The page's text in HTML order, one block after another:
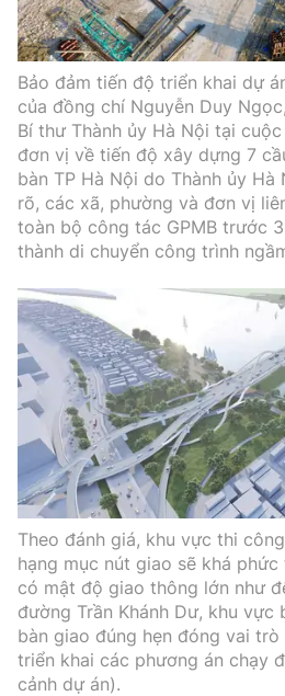
Bảo đảm tiến độ triển khai dự
của đồng chí Nguyễn Duy
Bí thư Thành ủy Hà Nội tại
đơn vị về tiến độ xây dựng 7
bàn TP Hà Nội do Thành ủy Hà
rõ, các xã, phường và đơn vị
toàn bộ công tác GPMB trước
thành di chuyển công trình
Theo đánh giá, khu vực thi
hạng mục nút giao sẽ khá
có mật độ giao thông lớn như
đường Trần Khánh Dư, khu vực
bàn giao đúng hẹn đóng vai
triển khai các phương án chạy
cảnh dự án).